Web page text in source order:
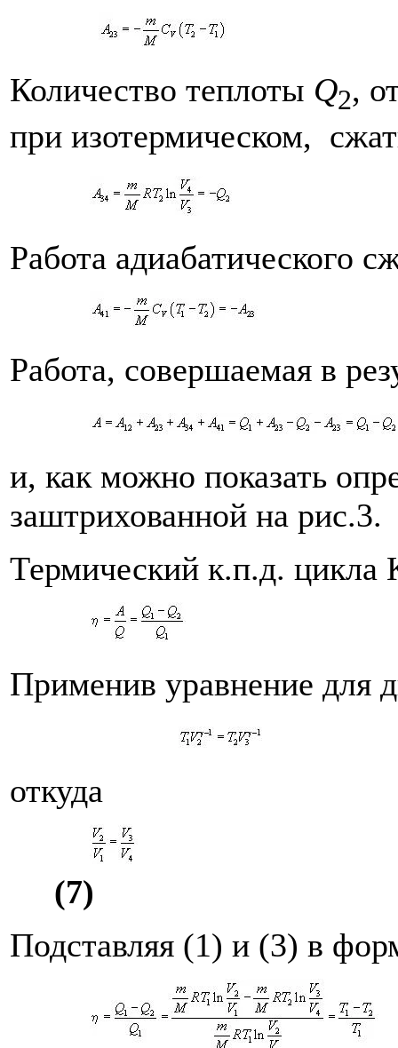
Количество теплоты Q2,
при изотермическом,
Работа адиабатического
Работа, совершаемая в
и, как можно показать
заштрихованной на рис.3.
Термический к.п.д. цикла
Применив уравнение для
откуда
(7)
Подставляя (1) и (3) в